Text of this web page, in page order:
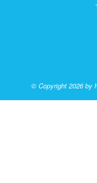
© Copyright 2026 by